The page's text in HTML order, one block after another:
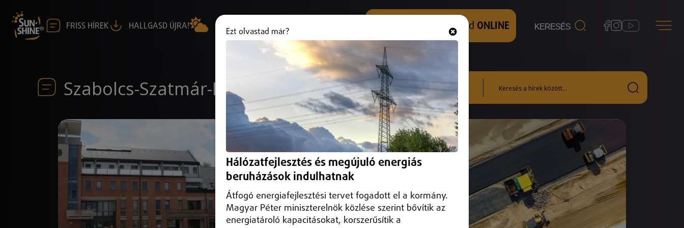
FRISS HÍREK HALLGASD ÚJRA! +36 (20) 316 3000 Hallgasd és nézd ONLINE
Szabolcs-Szatmár-Bereg vármegye
Ezt olvastad már?
Hálózatfejlesztés és megújuló energiás
beruházások indulhatnak
Átfogó energiafejlesztési tervet fogadott el a kormány.
Magyar Péter miniszterelnök közlése szerint bővítik az
energiatároló kapacitásokat, korszerűsítik a